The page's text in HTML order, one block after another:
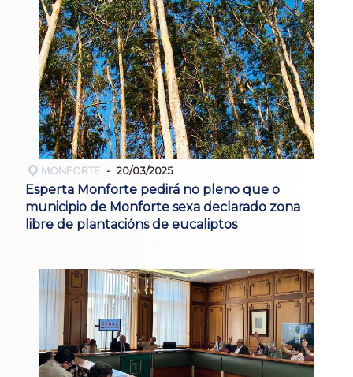
MONFORTE 20/03/2025
Esperta Monforte pedirá no pleno que o
municipio de Monforte sexa declarado zona
libre de plantacións de eucaliptos